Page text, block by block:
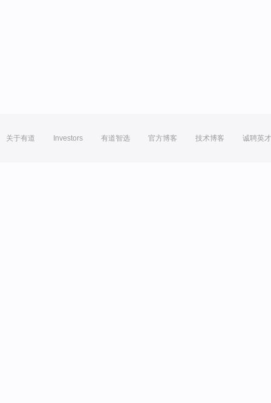
关于有道 Investors 有道智选 官方博客 技术博客 诚聘英才